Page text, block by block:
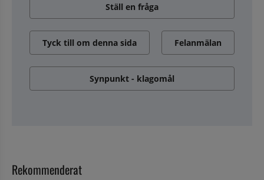
Ställ en fråga
Tyck till om denna sida Felanmälan
Synpunkt - klagomål
Rekommenderat